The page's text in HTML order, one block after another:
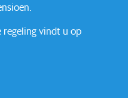
regeling vindt u op